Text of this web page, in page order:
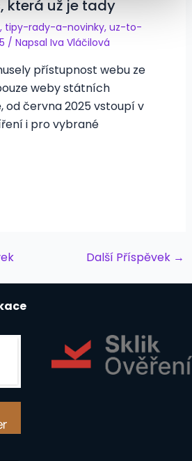
která už je tady
, tipy-rady-a-novinky, uz-to-
/ Napsal Iva Vláčilová
přístupnost webu ze
weby státních
od června 2025 vstoupí v
i pro vybrané
Další Příspěvek →